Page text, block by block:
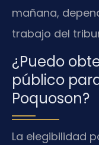
mañana,
trabajo del
¿Puedo
público
Poquoson?
La elegibilidad